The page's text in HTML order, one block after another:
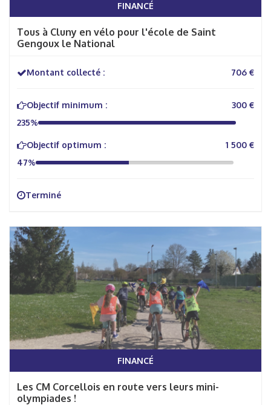
FINANCÉ
Tous à Cluny en vélo pour l'école de Saint
Gengoux le National
Montant collecté : 706 €
Objectif minimum :
300 €
235%
Objectif optimum :
1 500 €
47%
Terminé
FINANCÉ
Les CM Corcellois en route vers leurs mini-
olympiades !